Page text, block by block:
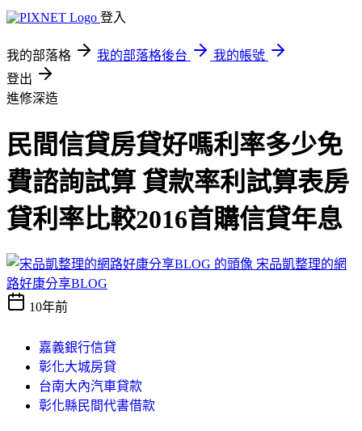
登入
我的部落格 我的部落格後台
我的帳號
登出
進修深造
民間信貸房貸好嗎利率多少免
費諮詢試算 貸款率利試算表房
貸利率比較2016首購信貸年息
宋品凱整理的網
路好康分享BLOG
10年前
嘉義銀行信貸
彰化大城房貸
台南大內汽車貸款
彰化縣民間代書借款